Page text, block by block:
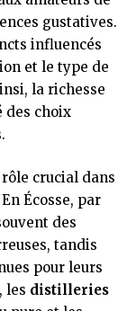
gustatives.
influencés
et le type de
la richesse
des choix
crucial dans
Écosse, par
des
tandis
pour leurs
les distilleries